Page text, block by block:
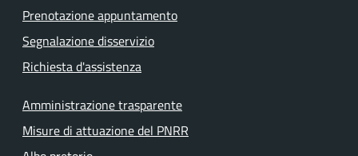
Prenotazione appuntamento
Segnalazione disservizio
Richiesta d'assistenza
Amministrazione trasparente
Misure di attuazione del PNRR